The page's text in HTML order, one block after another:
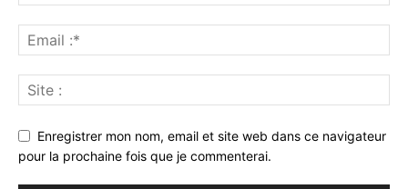
Enregistrer mon nom, email et site web dans ce navigateur
pour la prochaine fois que je commenterai.